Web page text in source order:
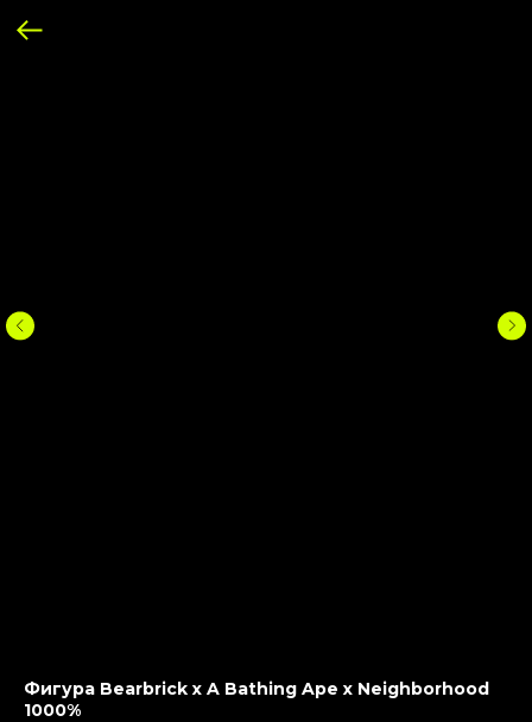
Фигура Bearbrick x A Bathing Ape x Neighborhood
1000%